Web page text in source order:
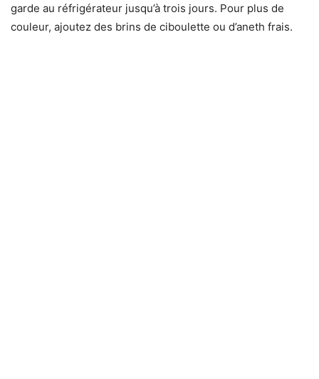
garde au réfrigérateur jusqu’à trois jours. Pour plus de
couleur, ajoutez des brins de ciboulette ou d’aneth frais.